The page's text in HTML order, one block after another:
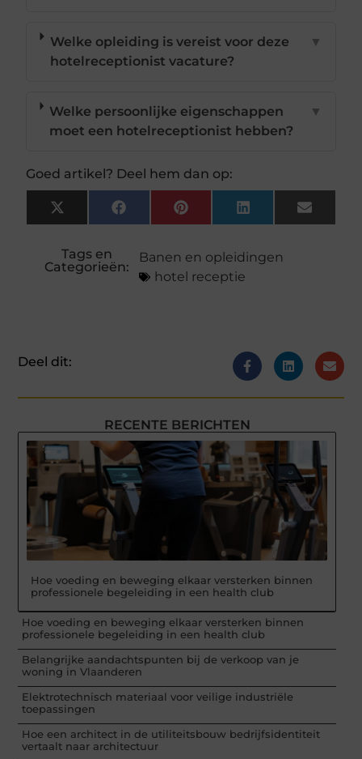
Welke opleiding is vereist voor deze
hotelreceptionist vacature?
▼
Welke persoonlijke eigenschappen
moet een hotelreceptionist hebben?
▼
Goed artikel? Deel hem dan op:
X
(Twitter)
FacebookPinterestLinkedInEmail
Tags en
Categorieën:
Banen en opleidingen
hotel receptie
Deel dit:
RECENTE BERICHTEN
Hoe voeding en beweging elkaar versterken binnen
professionele begeleiding in een health club
Hoe voeding en beweging elkaar versterken binnen
professionele begeleiding in een health club
Belangrijke aandachtspunten bij de verkoop van je
woning in Vlaanderen
Elektrotechnisch materiaal voor veilige industriële
toepassingen
Hoe een architect in de utiliteitsbouw bedrijfsidentiteit
vertaalt naar architectuur